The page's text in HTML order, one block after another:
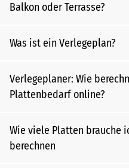
Balkon oder Terrasse?
Was ist ein Verlegeplan?
Verlegeplaner: Wie
Plattenbedarf online?
Wie viele Platten brauche
berechnen